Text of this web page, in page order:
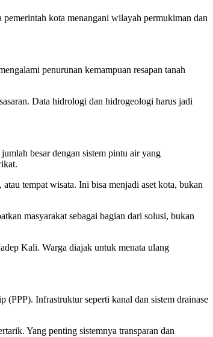
kota menangani wilayah permukiman dan
penurunan kemampuan resapan tanah
Data hidrologi dan hidrogeologi harus jadi
besar dengan sistem pintu air yang
tempat wisata. Ini bisa menjadi aset kota, bukan
masyarakat sebagai bagian dari solusi, bukan
Kali. Warga diajak untuk menata ulang
(PPP). Infrastruktur seperti kanal dan sistem drainase
Yang penting sistemnya transparan dan